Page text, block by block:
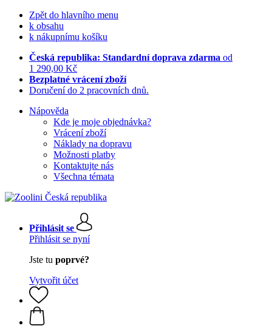
Zpět do hlavního menu
k obsahu
k nákupnímu košíku
Česká republika: Standardní doprava zdarma od
1 290,00 Kč
Bezplatné vrácení zboží
Doručení do 2 pracovních dnů.
Nápověda
Kde je moje objednávka?
Vrácení zboží
Náklady na dopravu
Možnosti platby
Kontaktujte nás
Všechna témata
Přihlásit se
Přihlásit se nyní
Jste tu poprvé?
Vytvořit účet